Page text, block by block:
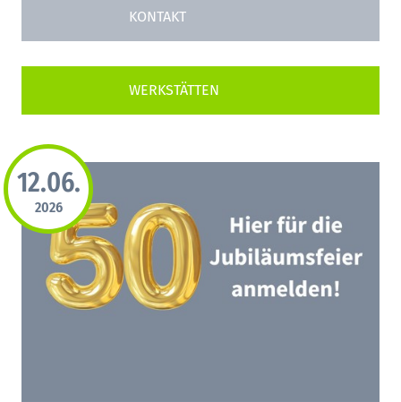
KONTAKT
12.06.
2026